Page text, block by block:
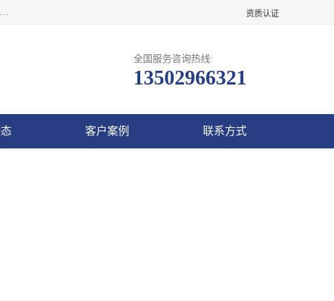
汕头经济特区震龙塑料机械有限公司专注于制造强力粉碎机、静音粉碎机、塑料粉碎机、强力塑料粉碎机、干燥混色机、混色机、冷水机、上料机等塑料辅助机械。 资质认证
全国服务咨询热线:
13502966321
客户案例 联系方式